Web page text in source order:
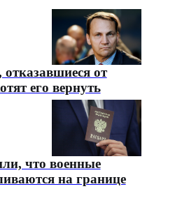
от
его вернуть
что военные
на границе